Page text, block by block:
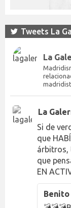
Tweets La
La
La
Si de
que
árbitros,
que
EN
Benito